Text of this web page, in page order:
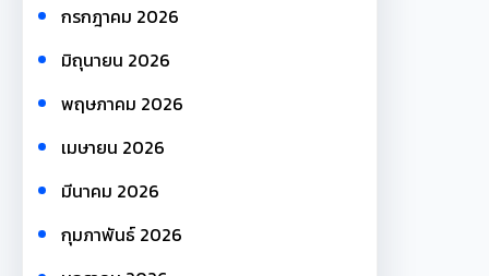
กรกฎาคม 2026
มิถุนายน 2026
พฤษภาคม 2026
เมษายน 2026
มีนาคม 2026
กุมภาพันธ์ 2026